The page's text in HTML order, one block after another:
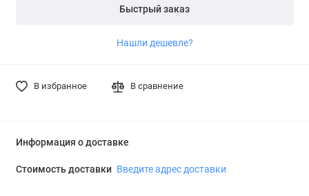
Быстрый заказ
Нашли дешевле?
В избранное В сравнение
Информация о доставке
Стоимость доставки Введите адрес доставки